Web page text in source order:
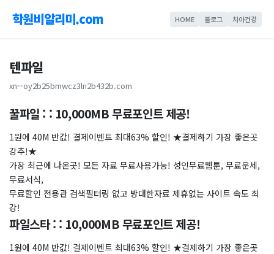
학원비알리미.com HOME 블로그 치아건강
텐파일
xn--oy2b25bmwcz3ln2b432b.com
꿀파일 : : 10,000MB 무료포인트 제공!
1원에 40M 반값! 결제이벤트 최대63% 할인! ★결제하기 가장 좋은곳
강추!★
가장 최근에 나온곳! 모든 자료 무료사용가능! 성인무료웹툰, 무료운세,
무료서식,
무료할인 전용관 검색필터링 없고 방대한자료 제휴없는 사이트 속도 최
강!
파일스타 : : 10,000MB 무료포인트 제공!
1원에 40M 반값! 결제이벤트 최대63% 할인! ★결제하기 가장 좋은곳